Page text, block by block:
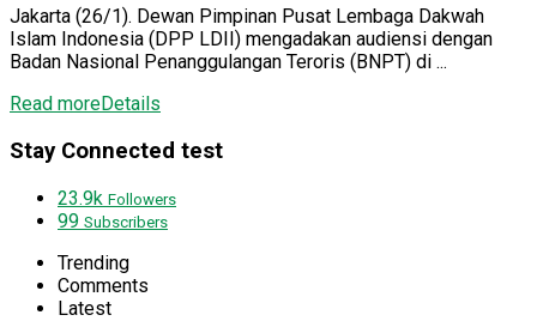
Jakarta (26/1). Dewan Pimpinan Pusat Lembaga Dakwah
Islam Indonesia (DPP LDII) mengadakan audiensi dengan
Badan Nasional Penanggulangan Teroris (BNPT) di ...
Read moreDetails
Stay Connected test
23.9k Followers
99 Subscribers
Trending
Comments
Latest